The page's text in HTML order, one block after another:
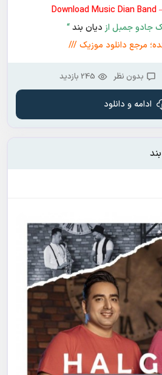
Download Music Dian Band
جادو جمبل ازدیان بند“
مرجع دانلود موزیک ///
بدون نظر 245 بازدید
ادامه و دانلود